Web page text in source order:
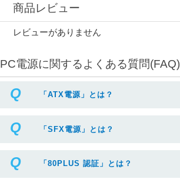
商品レビュー
レビューがありません
PC電源に関するよくある質問(FAQ)
「ATX電源」とは？
「SFX電源」とは？
「80PLUS 認証」とは？